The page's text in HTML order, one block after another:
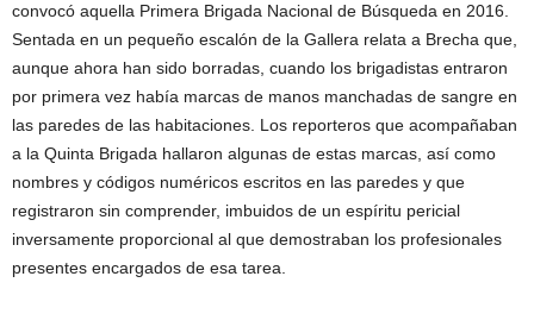
convocó aquella Primera Brigada Nacional de Búsqueda en 2016.
Sentada en un pequeño escalón de la Gallera relata a Brecha que,
aunque ahora han sido borradas, cuando los brigadistas entraron
por primera vez había marcas de manos manchadas de sangre en
las paredes de las habitaciones. Los reporteros que acompañaban
a la Quinta Brigada hallaron algunas de estas marcas, así como
nombres y códigos numéricos escritos en las paredes y que
registraron sin comprender, imbuidos de un espíritu pericial
inversamente proporcional al que demostraban los profesionales
presentes encargados de esa tarea.